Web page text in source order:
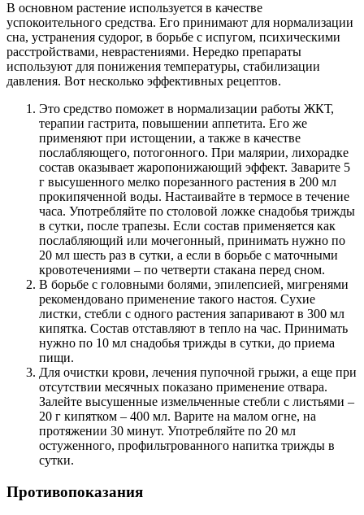
В основном растение используется в качестве
успокоительного средства. Его принимают для нормализации
сна, устранения судорог, в борьбе с испугом, психическими
расстройствами, неврастениями. Нередко препараты
используют для понижения температуры, стабилизации
давления. Вот несколько эффективных рецептов.
Это средство поможет в нормализации работы ЖКТ,
терапии гастрита, повышении аппетита. Его же
применяют при истощении, а также в качестве
послабляющего, потогонного. При малярии, лихорадке
состав оказывает жаропонижающий эффект. Заварите 5
г высушенного мелко порезанного растения в 200 мл
прокипяченной воды. Настаивайте в термосе в течение
часа. Употребляйте по столовой ложке снадобья трижды
в сутки, после трапезы. Если состав применяется как
послабляющий или мочегонный, принимать нужно по
20 мл шесть раз в сутки, а если в борьбе с маточными
кровотечениями – по четверти стакана перед сном.
В борьбе с головными болями, эпилепсией, мигренями
рекомендовано применение такого настоя. Сухие
листки, стебли с одного растения запаривают в 300 мл
кипятка. Состав отставляют в тепло на час. Принимать
нужно по 10 мл снадобья трижды в сутки, до приема
пищи.
Для очистки крови, лечения пупочной грыжи, а еще при
отсутствии месячных показано применение отвара.
Залейте высушенные измельченные стебли с листьями –
20 г кипятком – 400 мл. Варите на малом огне, на
протяжении 30 минут. Употребляйте по 20 мл
остуженного, профильтрованного напитка трижды в
сутки.
Противопоказания